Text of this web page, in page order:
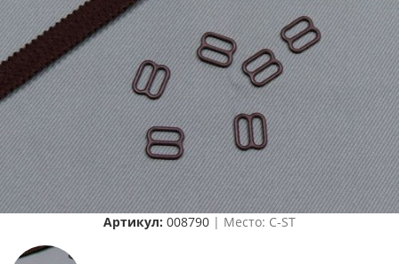
Артикул: 008790 | Место: C-ST